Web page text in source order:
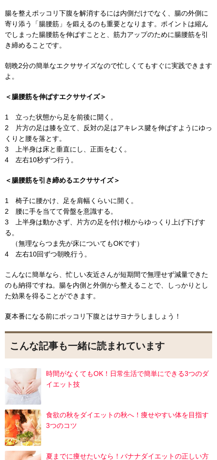
腸を整えポッコリ下腹を解消するには内側だけでなく、腸の外側に
寄り添う「腸腰筋」を鍛えるのも重要となります。ポイントは縮ん
でしまった腸腰筋を伸ばすことと、筋力アップのために腸腰筋を引
き締めることです。
朝晩2分の簡単なエクササイズなので忙しくてもすぐに実践できます
よ。
＜腸腰筋を伸ばすエクササイズ＞
1 立った状態から足を前後に開く。
2 片方の足は膝を立て、反対の足はアキレス腱を伸ばすようにゆっ
くりと腰を落とす。
3 上半身は床と垂直にし、正面をむく。
4 左右10秒ずつ行う。
＜腸腰筋を引き締めるエクササイズ＞
1 椅子に腰かけ、足を肩幅くらいに開く。
2 腰に手を当てて骨盤を意識する。
3 上半身は動かさず、片方の足を付け根からゆっくり上げ下げす
る。
（無理ならつま先が床についてもOKです）
4 左右10回ずつ朝晩行う。
こんなに簡単なら、忙しい友近さんが短期間で無理せず減量できた
のも納得ですね。腸を内側と外側から整えることで、しっかりとし
た効果を得ることができます。
夏本番になる前にポッコリ下腹とはサヨナラしましょう！
こんな記事も一緒に読まれています
時間がなくてもOK！日常生活で簡単にできる3つのダ
イエット技
食欲の秋をダイエットの秋へ！痩せやすい体を目指す
3つのコツ
夏までに痩せたいなら！バナナダイエットの正しい方